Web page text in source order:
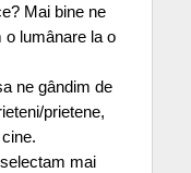
Mai bine ne
o lumânare la o
ne gândim de
prietene,
mai